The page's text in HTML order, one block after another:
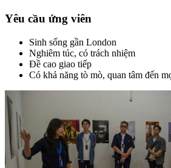
Yêu cầu ứng viên
Sinh sống gần London
Nghiêm túc, có trách nhiệm
Đề cao giao tiếp
Có khả năng tò mò, quan tâm đến